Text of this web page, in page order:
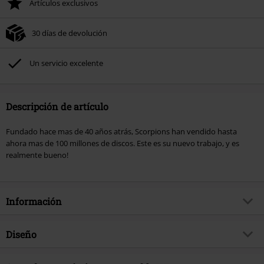
Artículos exclusivos
30 días de devolución
Un servicio excelente
Descripción de artículo
Fundado hace mas de 40 años atrás, Scorpions han vendido hasta
ahora mas de 100 millones de discos. Este es su nuevo trabajo, y es
realmente bueno!
Información
Artículo no.
Diseño